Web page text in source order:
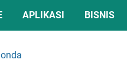
APLIKASI BISNIS